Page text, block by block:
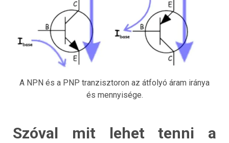
A NPN és a PNP tranzisztoron az átfolyó áram iránya
és mennyisége.
Szóval mit lehet tenni a